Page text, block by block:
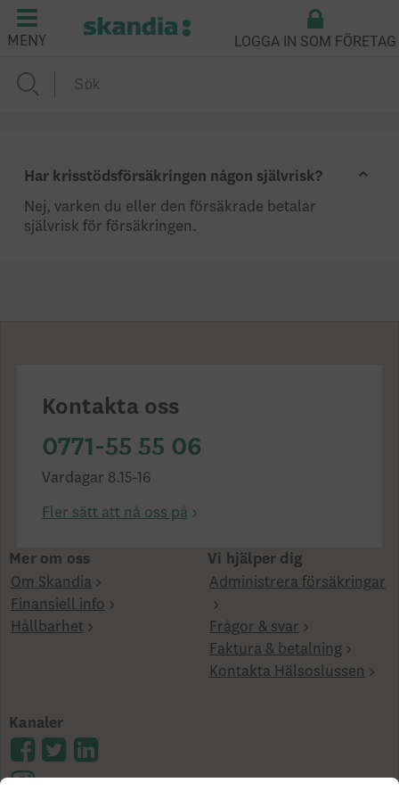
MENY LOGGA IN SOM FÖRETAG
Har krisstödsförsäkringen någon självrisk?
Nej, varken du eller den försäkrade betalar
självrisk för försäkringen.
Kontakta oss
0771-55 55 06
Vardagar 8.15-16
Fler sätt att nå oss på
Mer om oss
Om Skandia
Finansiell info
Hållbarhet
Vi hjälper dig
Administrera försäkringar
Frågor & svar
Faktura & betalning
Kontakta Hälsoslussen
Kanaler